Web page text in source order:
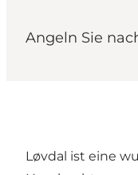
Angeln Sie
Løvdal ist eine